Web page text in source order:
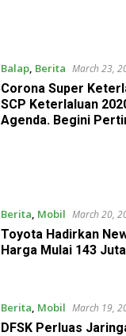
Balap, Berita March 23,
Corona Super
SCP Keterlaluan
Agenda. Begini
Berita Mobil March 20,
Toyota Hadirkan
Harga Mulai 143 Juta
Berita Mobil March 19,
DFSK Perluas